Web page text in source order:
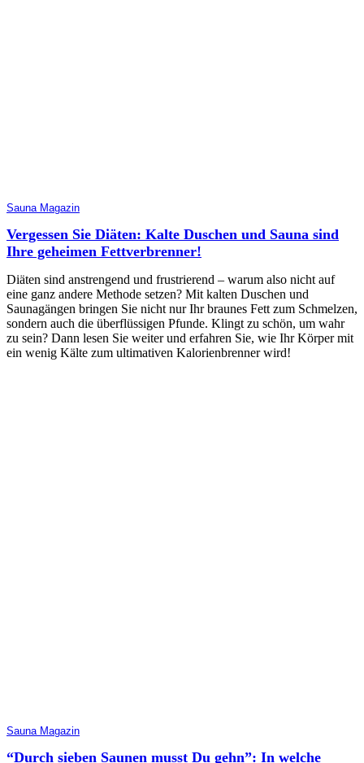
Sauna Magazin
Vergessen Sie Diäten: Kalte Duschen und Sauna sind
Ihre geheimen Fettverbrenner!
Diäten sind anstrengend und frustrierend – warum also nicht auf
eine ganz andere Methode setzen? Mit kalten Duschen und
Saunagängen bringen Sie nicht nur Ihr braunes Fett zum Schmelzen,
sondern auch die überflüssigen Pfunde. Klingt zu schön, um wahr
zu sein? Dann lesen Sie weiter und erfahren Sie, wie Ihr Körper mit
ein wenig Kälte zum ultimativen Kalorienbrenner wird!
Sauna Magazin
“Durch sieben Saunen musst Du gehn”: In welche